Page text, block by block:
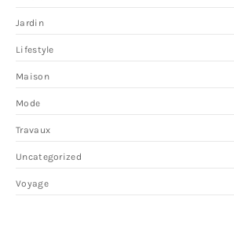
Jardin
Lifestyle
Maison
Mode
Travaux
Uncategorized
Voyage